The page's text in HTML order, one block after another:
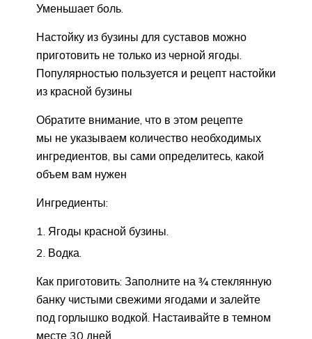
Уменьшает боль.
Настойку из бузины для суставов можно
приготовить не только из черной ягоды.
Популярностью пользуется и рецепт настойки
из красной бузины
Обратите внимание, что в этом рецепте
мы не указываем количество необходимых
ингредиентов, вы сами определитесь, какой
объем вам нужен
Ингредиенты:
Ягоды красной бузины.
Водка.
Как приготовить: Заполните на ¾ стеклянную
банку чистыми свежими ягодами и залейте
под горлышко водкой. Настаивайте в темном
месте 30 дней.